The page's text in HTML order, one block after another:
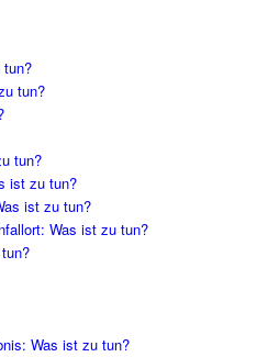
tun?
tun?
ist zu tun?
ist zu tun?
Was ist zu tun?
Was ist zu tun?